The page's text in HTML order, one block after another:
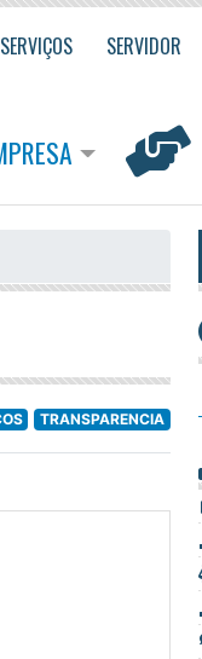
SERVIÇOS SERVIDOR
TRANSPARENCIA